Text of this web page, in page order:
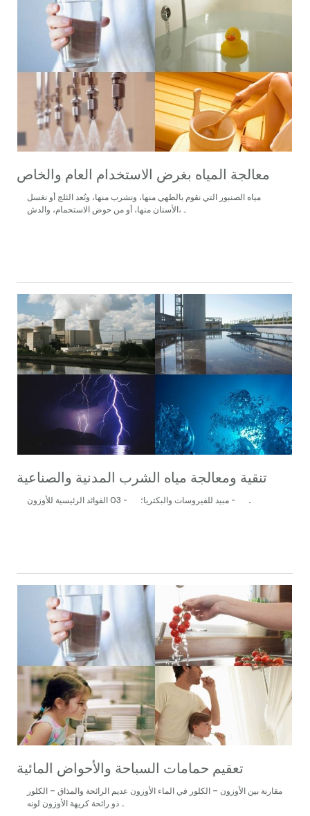
معالجة المياه بغرض الاستخدام العام والخاص
مياه الصنبور التي نقوم بالطهي منها، ونشرب منها، ونُعد الثلج أو نغسل
الأسنان منها، أو من حوض الاستحمام، والدش، ..
تنقية ومعالجة مياه الشرب المدنية والصناعية
الفوائد الرئيسية للأوزون O3 - مبيد للفيروسات والبكتريا؛ - ..
تعقيم حمامات السباحة والأحواض المائية
مقارنة بين الأوزون – الكلور في الماء الأوزون عديم الرائحة والمذاق – الكلور
ذو رائحة كريهة الأوزون لونه ..